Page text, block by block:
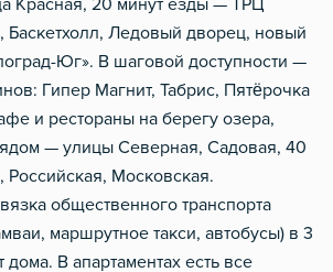
Красная, 20 минут езды — ТРЦ
Баскетхолл, Ледовый дворец, новый
Юг». В шаговой доступности —
Гипер Магнит, Табрис, Пятёрочка
и рестораны на берегу озера,
— улицы Северная, Садовая, 40
Московская.
общественного транспорта
маршрутное такси, автобусы) в 3
дома. В апартаментах есть все